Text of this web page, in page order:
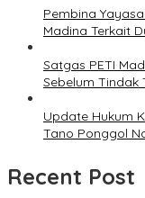
Pembina
Madina Terkait
Satgas PETI
Sebelum Tindak
Update Hukum
Tano Ponggol
Recent Post